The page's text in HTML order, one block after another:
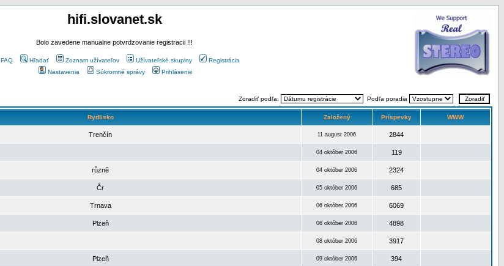
hifi.slovanet.sk
Bolo zavedene manualne potvrdzovanie registracii !!!
FAQ Hľadať Zoznam užívateľov Užívateľské skupiny
Registrácia
Nastavenia
Súkromné správy Prihlásenie
Zoradiť podľa: Podľa poradia
Bydlisko Založený Príspevky WWW
Trenčín 11 august 2006 2844
04 október 2006 119
různě 04 október 2006 2324
Čr 05 október 2006 685
Trnava 06 október 2006 6069
Plzeň 06 október 2006 4898
08 október 2006 3917
Plzeň 09 október 2006 394